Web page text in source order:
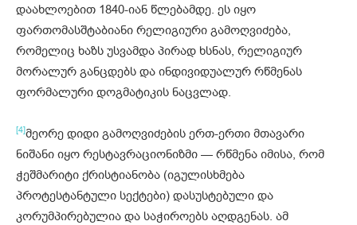
დაახლოებით 1840-იან წლებამდე. ეს იყო
ფართომასშტაბიანი რელიგიური გამოღვიძება,
რომელიც ხაზს უსვამდა პირად ხსნას, რელიგიურ
მორალურ განცდებს და ინდივიდუალურ რწმენას
ფორმალური დოგმატიკის ნაცვლად.
[4]მეორე დიდი გამოღვიძების ერთ-ერთი მთავარი
ნიშანი იყო რესტავრაციონიზმი — რწმენა იმისა, რომ
ჭეშმარიტი ქრისტიანობა (იგულისხმება
პროტესტანტული სექტები) დასუსტებული და
კორუმპირებულია და საჭიროებს აღდგენას. ამ